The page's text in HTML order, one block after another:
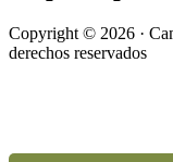
Copyright © 2026 ·
derechos reservados